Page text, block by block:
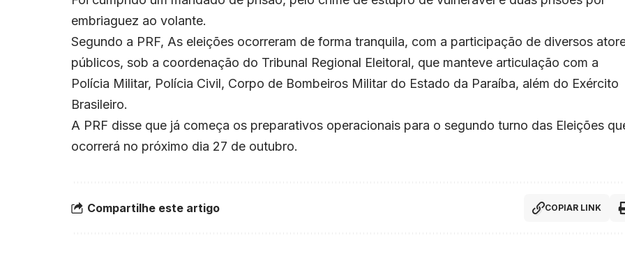
embriaguez ao volante.
Segundo a PRF, As eleições ocorreram de forma tranquila, com a participação de diversos
públicos, sob a coordenação do Tribunal Regional Eleitoral, que manteve articulação com a
Polícia Militar, Polícia Civil, Corpo de Bombeiros Militar do Estado da Paraíba, além do Exército
Brasileiro.
A PRF disse que já começa os preparativos operacionais para o segundo turno das Eleições
ocorrerá no próximo dia 27 de outubro.
Compartilhe este artigo COPIAR LINK